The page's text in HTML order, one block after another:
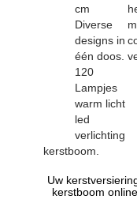
cm
Diverse
designs in
één doos.
120
Lampjes
warm licht
led
verlichting
kerstboom.
Uw
kerstboom